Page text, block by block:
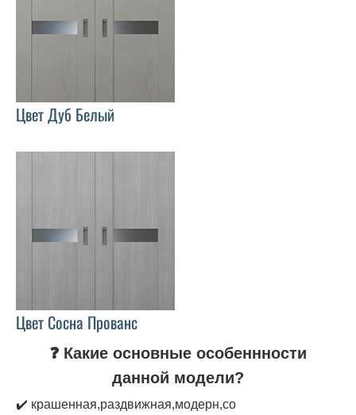
Цвет Дуб Белый
Цвет Сосна Прованс
❓ Какие основные особеннности
данной модели?
✔️ крашенная,раздвижная,модерн,со